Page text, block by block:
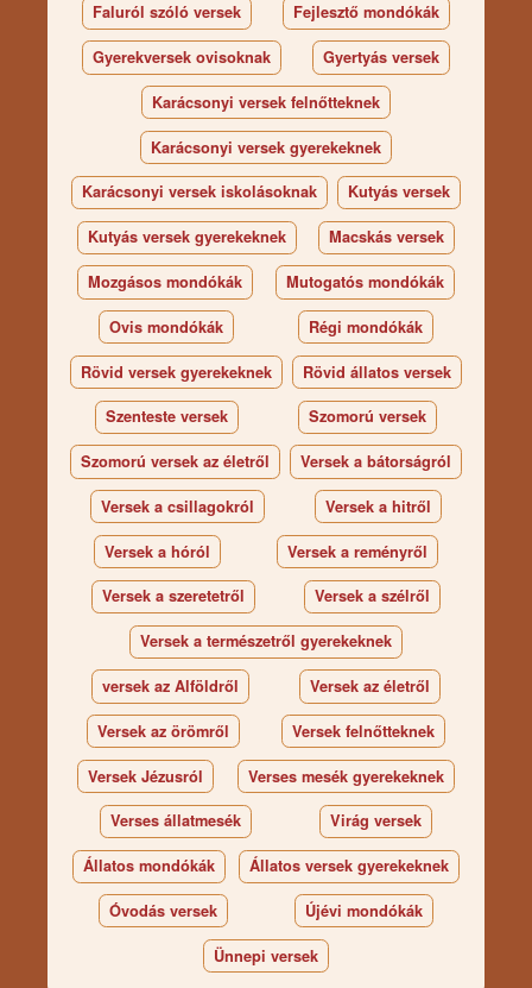
Faluról szóló versek Fejlesztő mondókák
Gyerekversek ovisoknak Gyertyás versek
Karácsonyi versek felnőtteknek
Karácsonyi versek gyerekeknek
Karácsonyi versek iskolásoknak Kutyás versek
Kutyás versek gyerekeknek Macskás versek
Mozgásos mondókák Mutogatós mondókák
Ovis mondókák Régi mondókák
Rövid versek gyerekeknek Rövid állatos versek
Szenteste versek Szomorú versek
Szomorú versek az életről Versek a bátorságról
Versek a csillagokról Versek a hitről
Versek a hóról Versek a reményről
Versek a szeretetről Versek a szélről
Versek a természetről gyerekeknek
versek az Alföldről Versek az életről
Versek az örömről Versek felnőtteknek
Versek Jézusról Verses mesék gyerekeknek
Verses állatmesék Virág versek
Állatos mondókák Állatos versek gyerekeknek
Óvodás versek Újévi mondókák
Ünnepi versek